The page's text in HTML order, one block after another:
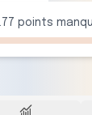
points